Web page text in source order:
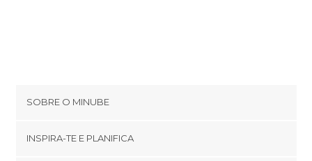
SOBRE O MINUBE
INSPIRA-TE E PLANIFICA